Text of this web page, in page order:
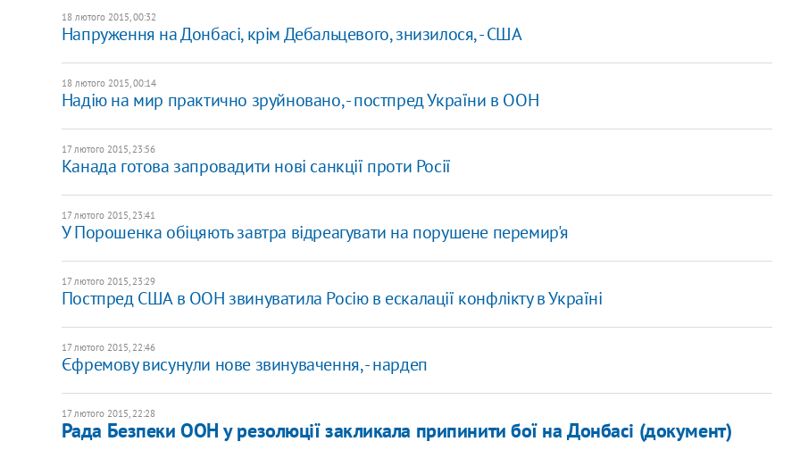
18 лютого 2015, 00:32
Напруження на Донбасі, крім Дебальцевого, знизилося, - США
18 лютого 2015, 00:14
Надію на мир практично зруйновано, - постпред України в ООН
17 лютого 2015, 23:56
Канада готова запровадити нові санкції проти Росії
17 лютого 2015, 23:41
У Порошенка обіцяють завтра відреагувати на порушене перемир'я
17 лютого 2015, 23:29
Постпред США в ООН звинуватила Росію в ескалації конфлікту в Україні
17 лютого 2015, 22:46
Єфремову висунули нове звинувачення, - нардеп
17 лютого 2015, 22:28
Рада Безпеки ООН у резолюції закликала припинити бої на Донбасі (документ)